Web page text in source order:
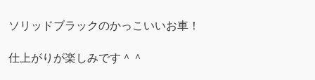
ソリッドブラックのかっこいいお車！
仕上がりが楽しみです＾＾